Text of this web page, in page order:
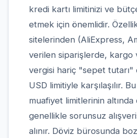
kredi kartı limitinizi ve
etmek için önemlidir.
sitelerinden (AliExpress,
verilen siparişlerde, kargo
vergisi hariç "sepet tutarı"
USD limitiyle karşılaşılır.
muafiyet limitlerinin
genellikle sorunsuz
alınır. Döviz bürosunda